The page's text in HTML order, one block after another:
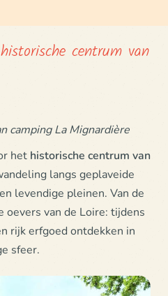
centrum van
camping La Mignardière
het historische centrum van
langs geplaveide
levendige pleinen. Van de
oevers van de Loire: tijdens
rijk erfgoed ontdekken in
sfeer.